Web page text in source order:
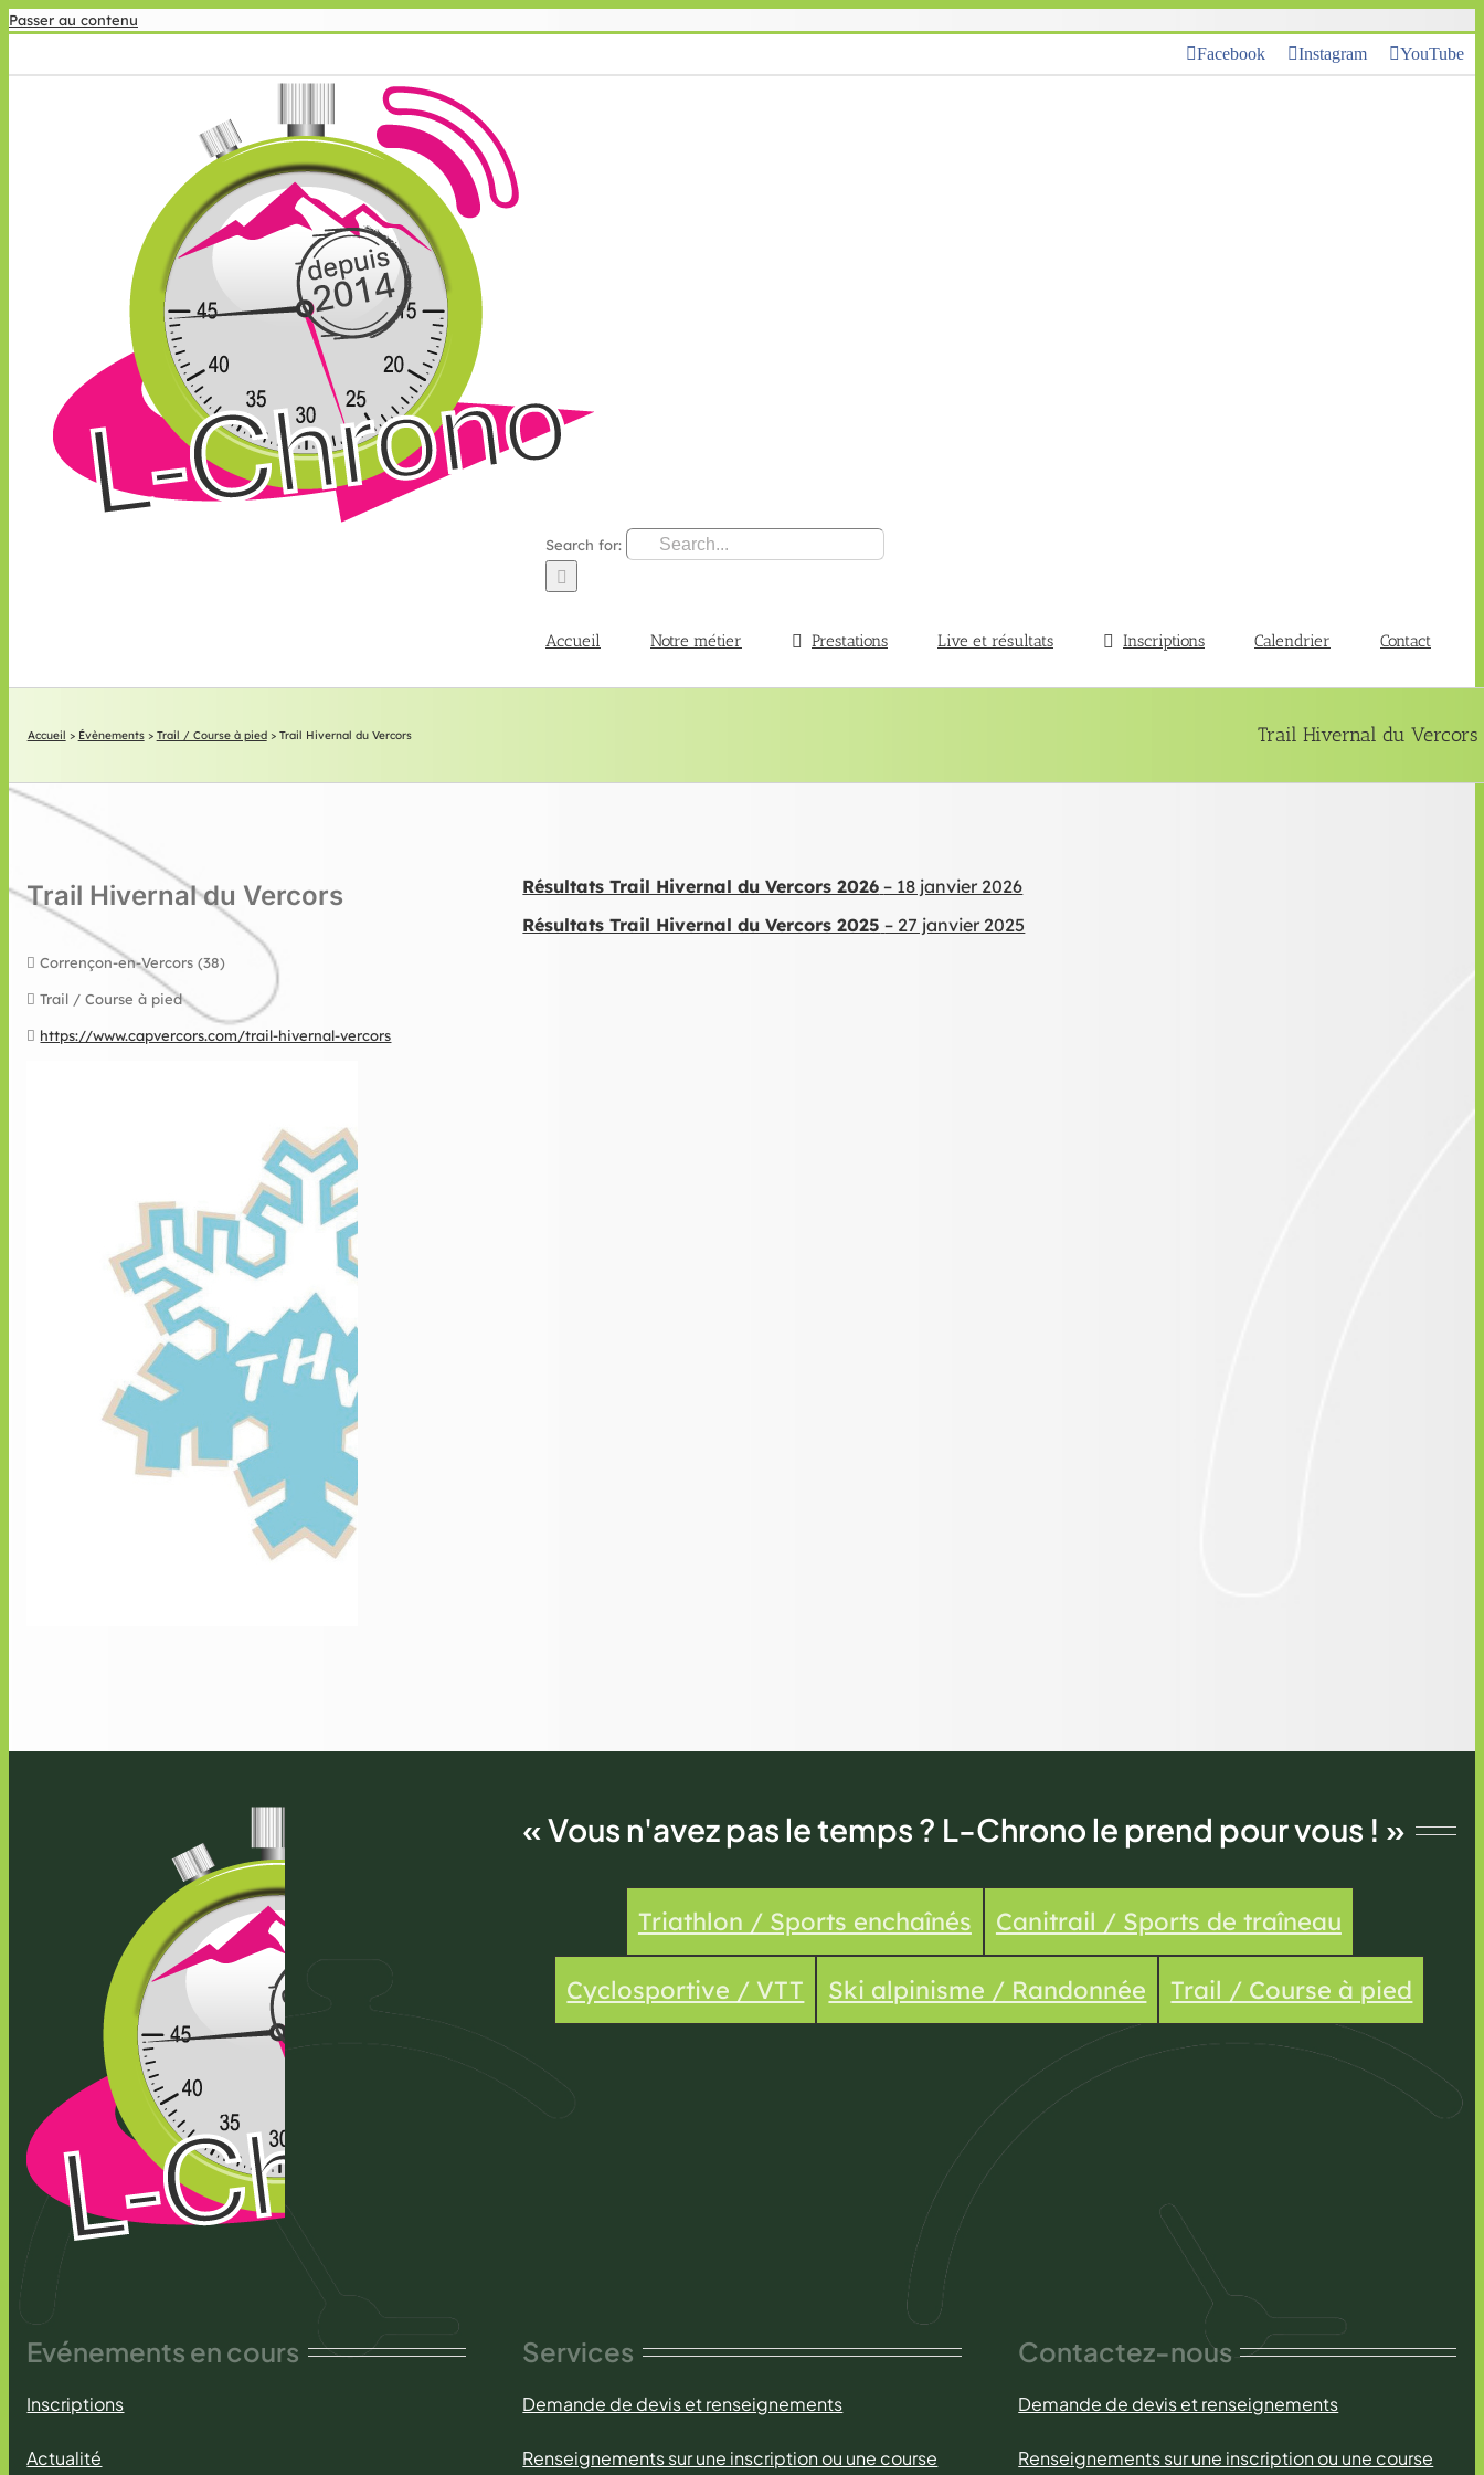
Passer au contenu
Facebook Instagram YouTube
Search for:
Accueil Notre métier Prestations Live et résultats Inscriptions Calendrier Contact
Trail Hivernal du Vercors
Accueil > Évènements> Trail / Course à pied> Trail Hivernal du Vercors
Trail Hivernal du Vercors
Corrençon-en-Vercors (38)
Trail / Course à pied
https://www.capvercors.com/trail-hivernal-vercors
Résultats Trail Hivernal du Vercors 2026 – 18 janvier 2026
Résultats Trail Hivernal du Vercors 2025 – 27 janvier 2025
« Vous n'avez pas le temps ? L-Chrono le prend pour vous ! »
Triathlon / Sports enchaînés Canitrail / Sports de traîneau
Cyclosportive / VTT Ski alpinisme / Randonnée Trail / Course à pied
Evénements en cours
Inscriptions
Actualité
Services
Demande de devis et renseignements
Renseignements sur une inscription ou une course
Contactez-nous
Demande de devis et renseignements
Renseignements sur une inscription ou une course